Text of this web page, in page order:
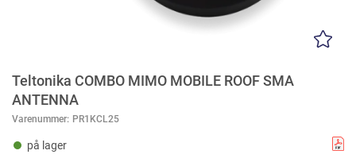
Teltonika COMBO MIMO MOBILE ROOF SMA
ANTENNA
Varenummer: PR1KCL25
på lager